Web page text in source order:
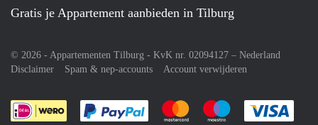
Gratis je Appartement aanbieden in Tilburg
© 2026 - Appartementen Tilburg - KvK nr. 02094127 – Nederland
Disclaimer
Spam & nep-accounts Account verwijderen
Je rekent gemakkelijk af met Paypal
Je rekent gemakkelijk af met
Je rekent